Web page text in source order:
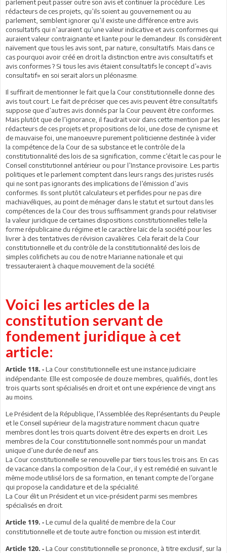
parlement peut passer outre son avis et continuer la procédure. Les
rédacteurs de ces projets, qu’ils soient au gouvernement ou au
parlement, semblent ignorer qu’il existe une différence entre avis
consultatifs qui n’auraient qu’une valeur indicative et avis conformes qui
auraient valeur contraignante et liante pour le demandeur. Ils considèrent
naïvement que tous les avis sont, par nature, consultatifs. Mais dans ce
cas pourquoi avoir créé en droit la distinction entre avis consultatifs et
avis conformes ? Si tous les avis étaient consultatifs le concept d’«avis
consultatif» en soi serait alors un pléonasme.
Il suffirait de mentionner le fait que la Cour constitutionnelle donne des
avis tout court. Le fait de préciser que ces avis peuvent être consultatifs
suppose que d’autres avis donnés par la Cour peuvent être conformes.
Mais plutôt que de l’ignorance, il faudrait voir dans cette mention par les
rédacteurs de ces projets et propositions de loi, une dose de cynisme et
de mauvaise foi, une manoeuvre purement politicienne destinée à vider
la compétence de la Cour de sa substance et le contrôle de la
constitutionnalité des lois de sa signification, comme c’était le cas pour le
Conseil constitutionnel antérieur ou pour l’Instance provisoire. Les partis
politiques et le parlement comptent dans leurs rangs des juristes rusés
qui ne sont pas ignorants des implications de l’émission d’avis
conformes. Ils sont plutôt calculateurs et perfides pour ne pas dire
machiavéliques, au point de ménager dans le statut et surtout dans les
compétences de la Cour des trous suffisamment grands pour relativiser
la valeur juridique de certaines dispositions constitutionnelles telle la
forme républicaine du régime et le caractère laïc de la société pour les
livrer à des tentatives de révision cavalières. Cela ferait de la Cour
constitutionnelle et du contrôle de la constitutionnalité des lois de
simples colifichets au cou de notre Marianne nationale et qui
tressauteraient à chaque mouvement de la société.
Voici les articles de la
constitution servant de
fondement juridique à cet
article:
Article 118. - La Cour constitutionnelle est une instance judiciaire
indépendante. Elle est composée de douze membres, qualifiés, dont les
trois quarts sont spécialisés en droit et ont une expérience de vingt ans
au moins.
Le Président de la République, l’Assemblée des Représentants du Peuple
et le Conseil supérieur de la magistrature nomment chacun quatre
membres dont les trois quarts doivent être des experts en droit. Les
membres de la Cour constitutionnelle sont nommés pour un mandat
unique d’une durée de neuf ans.
La Cour constitutionnelle se renouvelle par tiers tous les trois ans. En cas
de vacance dans la composition de la Cour, il y est remédié en suivant le
même mode utilisé lors de sa formation, en tenant compte de l’organe
qui propose la candidature et de la spécialité.
La Cour élit un Président et un vice-président parmi ses membres
spécialisés en droit.
Article 119. - Le cumul de la qualité de membre de la Cour
constitutionnelle et de toute autre fonction ou mission est interdit.
Article 120. - La Cour constitutionnelle se prononce, à titre exclusif, sur la